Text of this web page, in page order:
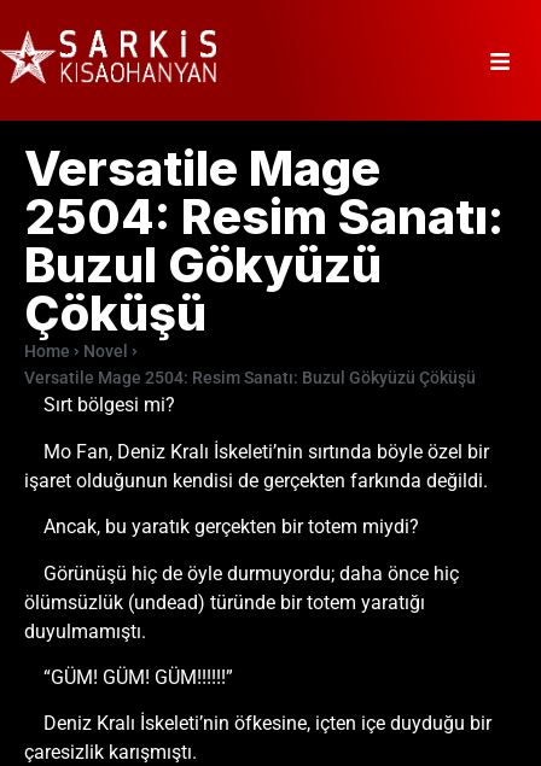
Versatile Mage
2504: Resim Sanatı:
Buzul Gökyüzü
Çöküşü
Home
Novel
Versatile Mage 2504: Resim Sanatı: Buzul Gökyüzü Çöküşü
Sırt bölgesi mi?
Mo Fan, Deniz Kralı İskeleti’nin sırtında böyle özel bir
işaret olduğunun kendisi de gerçekten farkında değildi.
Ancak, bu yaratık gerçekten bir totem miydi?
Görünüşü hiç de öyle durmuyordu; daha önce hiç
ölümsüzlük (undead) türünde bir totem yaratığı
duyulmamıştı.
“GÜM! GÜM! GÜM!!!!!!”
Deniz Kralı İskeleti’nin öfkesine, içten içe duyduğu bir
çaresizlik karışmıştı.